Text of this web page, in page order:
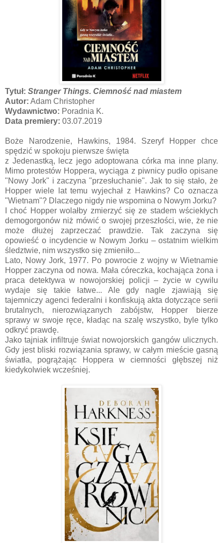
Tytuł: Stranger Things. Ciemność nad miastem
Autor: Adam Christopher
Wydawnictwo: Poradnia K.
Data premiery: 03.07.2019
Boże Narodzenie, Hawkins, 1984. Szeryf Hopper chce
spędzić w spokoju pierwsze święta
z Jedenastką, lecz jego adoptowana córka ma inne plany.
Mimo protestów Hoppera, wyciąga z piwnicy pudło opisane
"Nowy Jork" i zaczyna "przesłuchanie". Jak to się stało, że
Hopper wiele lat temu wyjechał z Hawkins? Co oznacza
"Wietnam"? Dlaczego nigdy nie wspomina o Nowym Jorku?
I choć Hopper wolałby zmierzyć się ze stadem wściekłych
demogorgonów niż mówić o swojej przeszłości, wie, że nie
może dłużej zaprzeczać prawdzie. Tak zaczyna się
opowieść o incydencie w Nowym Jorku ‒ ostatnim wielkim
śledztwie, nim wszystko się zmieniło...
Lato, Nowy Jork, 1977. Po powrocie z wojny w Wietnamie
Hopper zaczyna od nowa. Mała córeczka, kochająca żona i
praca detektywa w nowojorskiej policji ‒ życie w cywilu
wydaje się takie łatwe... Ale gdy nagle zjawiają się
tajemniczy agenci federalni i konfiskują akta dotyczące serii
brutalnych, nierozwiązanych zabójstw, Hopper bierze
sprawy w swoje ręce, kładąc na szalę wszystko, byle tylko
odkryć prawdę.
Jako tajniak infiltruje świat nowojorskich gangów ulicznych.
Gdy jest bliski rozwiązania sprawy, w całym mieście gasną
światła, pogrążając Hoppera w ciemności głębszej niż
kiedykolwiek wcześniej.